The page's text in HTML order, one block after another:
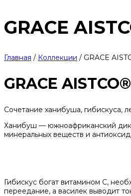
GRACE
Главная / Коллекции / GRACE
GRACE AISTCO®
Сочетание ханибуша, гибискуса,
Ханибуш — южноафриканский
минеральных веществ и
Гибискус богат витамином С,
переедание, а василек выводит